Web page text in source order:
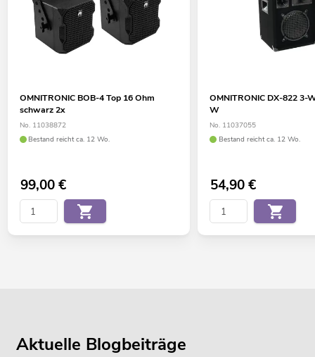
OMNITRONIC BOB-4 Top 16 Ohm
schwarz 2x
No. 11038872
Bestand reicht ca. 12 Wo.
99,00€
OMNITRONIC DX-822 3-
W
No. 11037055
Bestand reicht ca. 12 Wo.
54,90€
Aktuelle Blogbeiträge